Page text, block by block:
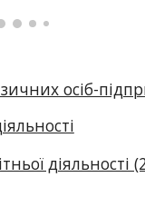
осіб-
діяльності